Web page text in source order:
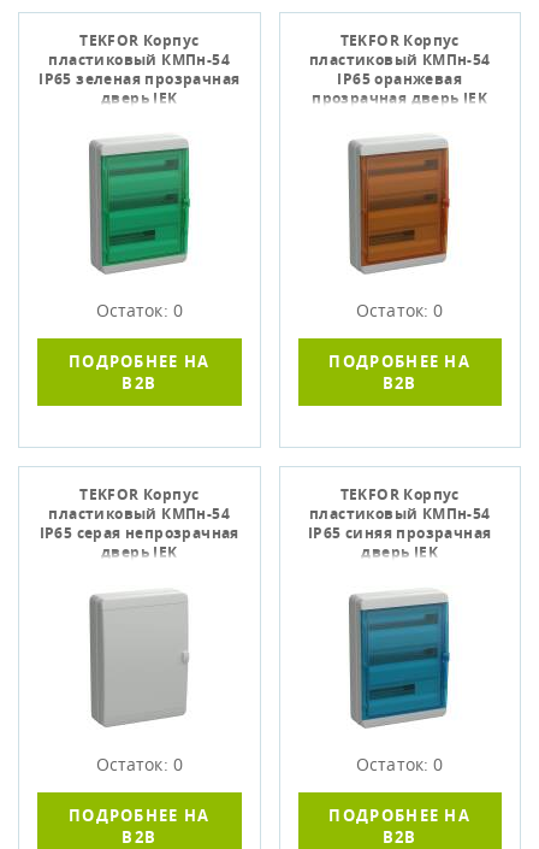
TEKFOR Корпус
пластиковый КМПн-54
IP65 зеленая прозрачная
дверь IEK
Остаток: 0
ПОДРОБНЕЕ НА
B2B
TEKFOR Корпус
пластиковый КМПн-54
IP65 оранжевая
прозрачная дверь IEK
Остаток: 0
ПОДРОБНЕЕ НА
B2B
TEKFOR Корпус
пластиковый КМПн-54
IP65 серая непрозрачная
дверь IEK
Остаток: 0
ПОДРОБНЕЕ НА
B2B
TEKFOR Корпус
пластиковый КМПн-54
IP65 синяя прозрачная
дверь IEK
Остаток: 0
ПОДРОБНЕЕ НА
B2B